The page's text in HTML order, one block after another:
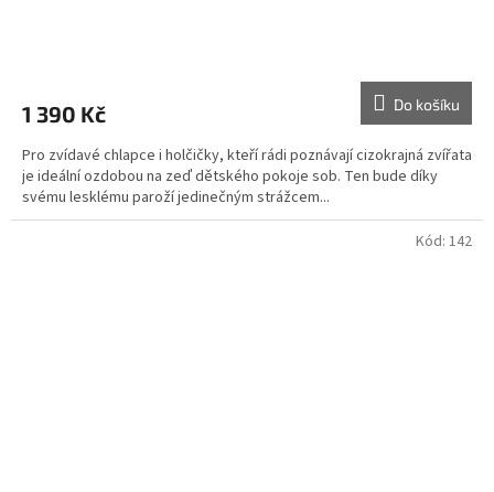
1 390 Kč Do košíku
Pro zvídavé chlapce i holčičky, kteří rádi poznávají cizokrajná zvířata
je ideální ozdobou na zeď dětského pokoje sob. Ten bude díky
svému lesklému paroží jedinečným strážcem...
Kód: 142